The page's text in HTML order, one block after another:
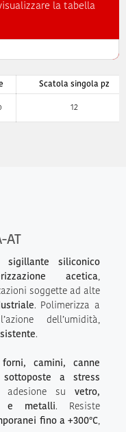
la tabella
Scatola singola pz
12
sigillante siliconico
acetica,
soggette ad alte
. Polimerizza a
dell’umidità,
.
forni, camini, canne
a stress
adesione su vetro,
e metalli. Resiste
fino a +300°C,